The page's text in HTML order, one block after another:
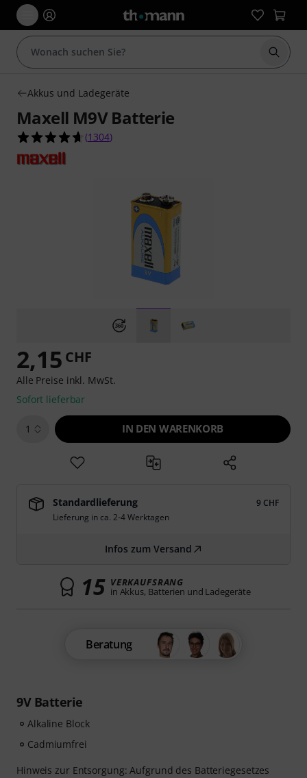
Suche
Akkus und Ladegeräte
Maxell M9V Batterie
4.7 von 5 Sternen aus 1304
(1304)
9V Batterie
Alkaline Block
Cadmiumfrei
Hinweis zur Entsorgung: Aufgrund des Batteriegesetzes
2,15 CHF
Alle Preise inkl. MwSt.
Sofort lieferbar
1 IN DEN WARENKORB
Standardlieferung
9 CHF
Lieferung in ca. 2-4 Werktagen
Infos zum Versand
15 VERKAUFSRANG
in Akkus, Batterien und Ladegeräte
Beratung